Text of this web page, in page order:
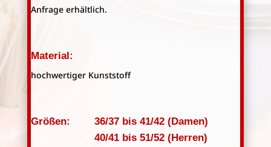
Anfrage erhältlich.
Material:
hochwertiger Kunststoff
Größen: 36/37 bis 41/42 (Damen)
40/41 bis 51/52 (Herren)